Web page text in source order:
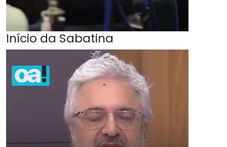
Início da Sabatina